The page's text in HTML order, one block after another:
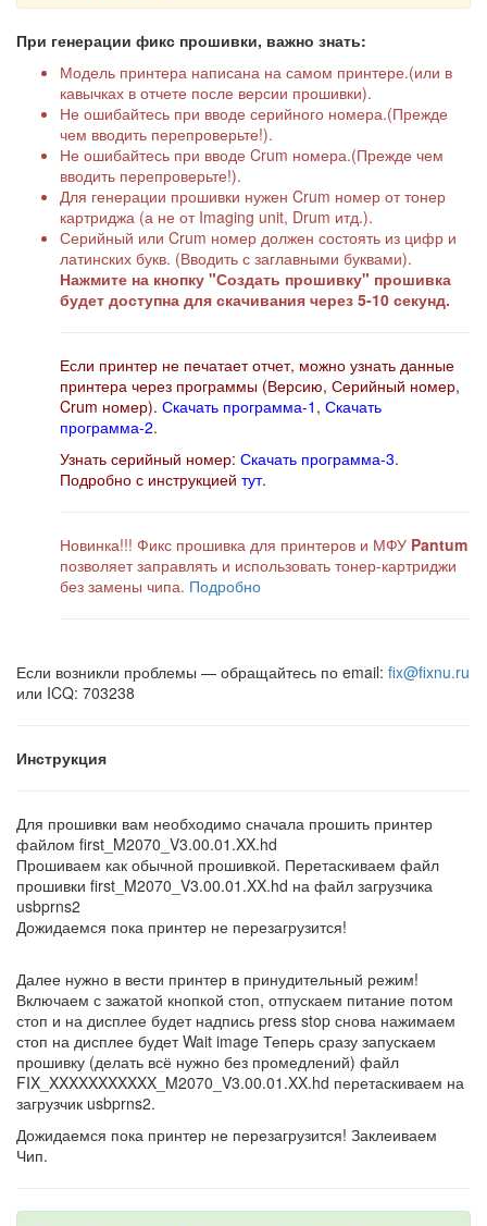
При генерации фикс прошивки, важно знать:
Модель принтера написана на самом принтере.(или в
кавычках в отчете после версии прошивки).
Не ошибайтесь при вводе серийного номера.(Прежде
чем вводить перепроверьте!).
Не ошибайтесь при вводе Crum номера.(Прежде чем
вводить перепроверьте!).
Для генерации прошивки нужен Crum номер от тонер
картриджа (а не от Imaging unit, Drum итд.).
Серийный или Crum номер должен состоять из цифр и
латинских букв. (Вводить с заглавными буквами).
Нажмите на кнопку "Создать прошивку" прошивка
будет доступна для скачивания через 5-10 секунд.
Если принтер не печатает отчет, можно узнать данные
принтера через программы (Версию, Серийный номер,
Crum номер). Скачать программа-1 , Скачать
программа-2.
Узнать серийный номер: Скачать программа-3.
Подробно с инструкцией тут.
Новинка!!! Фикс прошивка для принтеров и МФУ Pantum
позволяет заправлять и использовать тонер-картриджи
без замены чипа. Подробно
Если возникли проблемы — обращайтесь по email: fix@fixnu.ru
или ICQ: 703238
Инструкция
Для прошивки вам необходимо сначала прошить принтер
файлом first_M2070_V3.00.01.XX.hd
Прошиваем как обычной прошивкой. Перетаскиваем файл
прошивки first_M2070_V3.00.01.XX.hd на файл загрузчика
usbprns2
Дожидаемся пока принтер не перезагрузится!
Далее нужно в вести принтер в принудительный режим!
Включаем с зажатой кнопкой стоп, отпускаем питание потом
стоп и на дисплее будет надпись press stop снова нажимаем
стоп на дисплее будет Wait image Теперь сразу запускаем
прошивку (делать всё нужно без промедлений) файл
FIX_XXXXXXXXXXX_M2070_V3.00.01.XX.hd перетаскиваем на
загрузчик usbprns2.
Дожидаемся пока принтер не перезагрузится! Заклеиваем
Чип.